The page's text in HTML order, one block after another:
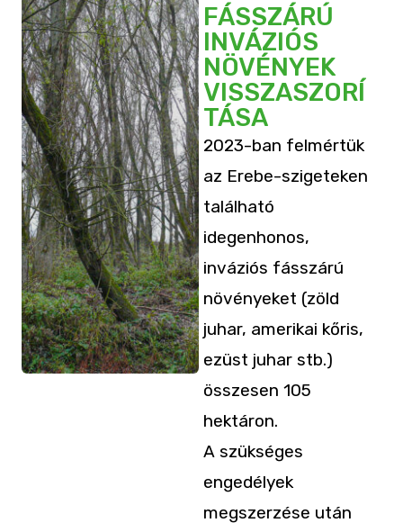
FÁSSZÁRÚ
INVÁZIÓS
NÖVÉNYEK
VISSZASZORÍ
TÁSA
2023-ban felmértük
az Erebe-szigeteken
található
idegenhonos,
inváziós fásszárú
növényeket (zöld
juhar, amerikai kőris,
ezüst juhar stb.)
összesen 105
hektáron.
A szükséges
engedélyek
megszerzése után